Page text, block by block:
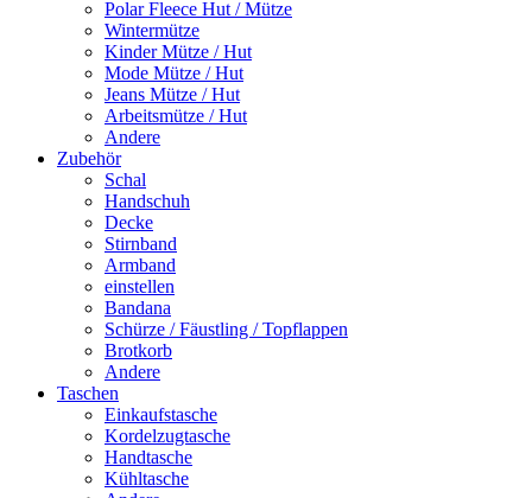
Polar Fleece Hut / Mütze
Wintermütze
Kinder Mütze / Hut
Mode Mütze / Hut
Jeans Mütze / Hut
Arbeitsmütze / Hut
Andere
Zubehör
Schal
Handschuh
Decke
Stirnband
Armband
einstellen
Bandana
Schürze / Fäustling / Topflappen
Brotkorb
Andere
Taschen
Einkaufstasche
Kordelzugtasche
Handtasche
Kühltasche